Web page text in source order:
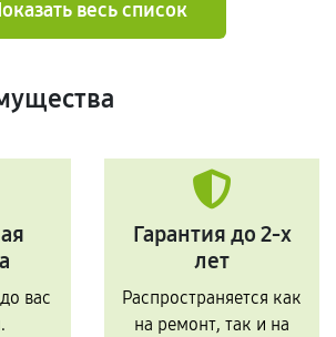
весь список
вас
Гарантия до 2-х
лет
Распространяется как
на ремонт, так и на